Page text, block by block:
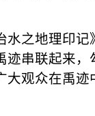
之地理印记
串联起来
大观众在禹